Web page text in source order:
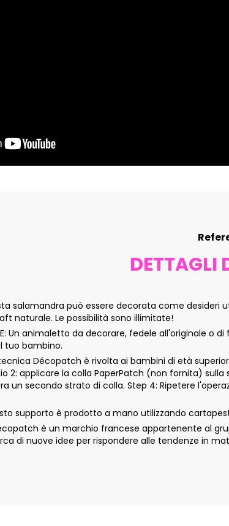
DETTAGLI
salamandra può essere decorata come
naturale. Le possibilità sono illimitate!
TE: Un animaletto da decorare, fedele all'originale
tuo bambino.
tecnica Décopatch è rivolta ai bambini di età
2: applicare la colla PaperPatch (non fornita)
un secondo strato di colla. Step 4: Ripetere
supporto è prodotto a mano utilizzando
Décopatch è un marchio francese appartenente al
di nuove idee per rispondere alle tendenze in